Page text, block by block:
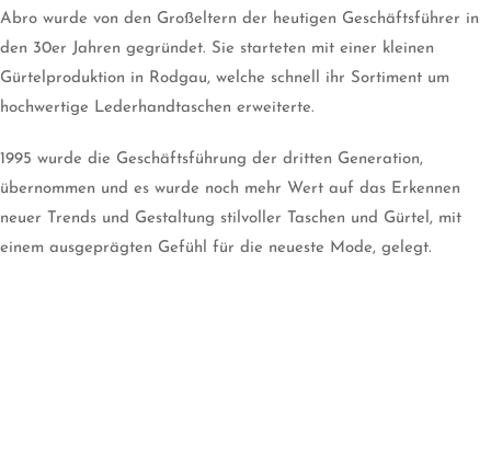
Abro wurde von den Großeltern der heutigen Geschäftsführer in
den 30er Jahren gegründet. Sie starteten mit einer kleinen
Gürtelproduktion in Rodgau, welche schnell ihr Sortiment um
hochwertige Lederhandtaschen erweiterte.
1995 wurde die Geschäftsführung der dritten Generation,
übernommen und es wurde noch mehr Wert auf das Erkennen
neuer Trends und Gestaltung stilvoller Taschen und Gürtel, mit
einem ausgeprägten Gefühl für die neueste Mode, gelegt.